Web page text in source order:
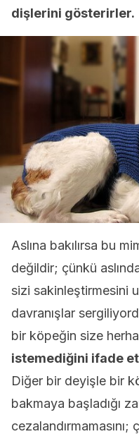
dişlerini gösterirler.
Aslına bakılırsa bu
değildir; çünkü
sizi sakinleştirmesini
davranışlar
bir köpeğin size
istemediğini ifade
Diğer bir deyişle bir
bakmaya başladığı